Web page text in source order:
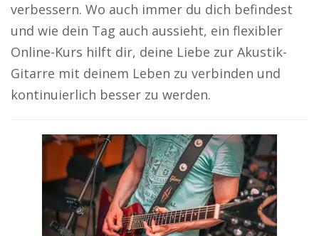
verbessern. Wo auch immer du dich befindest
und wie dein Tag auch aussieht, ein flexibler
Online-Kurs hilft dir, deine Liebe zur Akustik-
Gitarre mit deinem Leben zu verbinden und
kontinuierlich besser zu werden.